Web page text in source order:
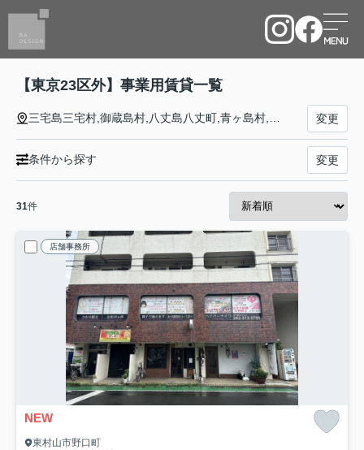
【東京23区外】事業用賃貸一覧
変更
条件から探す 変更
31件
店舗事務所
NEW
東村山市野口町